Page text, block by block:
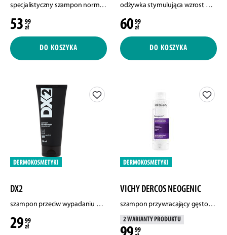
specjalistyczny szampon normalizujący do skóry łojotokowej, skłonnej do podrażnień, 250 ml
53 99
zł
DO KOSZYKA
odżywka stymulująca wzrost włosów, 150 ml
60 99
zł
DO KOSZYKA
DX2
szampon przeciw wypadaniu włosów dla mężczyzn, 150 ml
29 99
zł
VICHY DERCOS NEOGENIC
szampon przywracający gęstość włosów, 200 ml
2 WARIANTY PRODUKTU
99